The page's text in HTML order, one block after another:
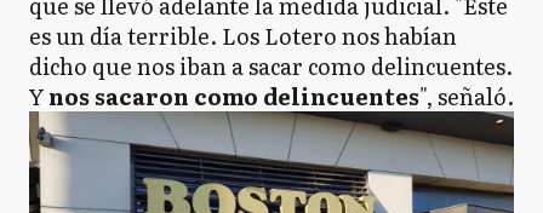
es un día terrible. Los Lotero nos habían
dicho que nos iban a sacar como delincuentes.
Ynos sacaron como delincuentes", señaló.